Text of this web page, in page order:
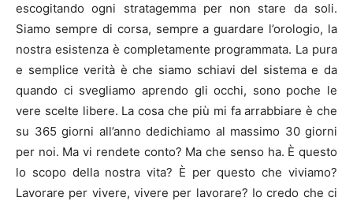
escogitando ogni stratagemma per non stare da soli.
Siamo sempre di corsa, sempre a guardare l’orologio, la
nostra esistenza è completamente programmata. La pura
e semplice verità è che siamo schiavi del sistema e da
quando ci svegliamo aprendo gli occhi, sono poche le
vere scelte libere. La cosa che più mi fa arrabbiare è che
su 365 giorni all’anno dedichiamo al massimo 30 giorni
per noi. Ma vi rendete conto? Ma che senso ha. È questo
lo scopo della nostra vita? È per questo che viviamo?
Lavorare per vivere, vivere per lavorare? Io credo che ci